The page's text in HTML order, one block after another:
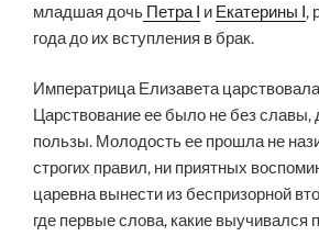
младшая дочь Петра I и Екатерины I,
года до их вступления в брак.
Императрица Елизавета
Царствование ее было не без славы,
пользы. Молодость ее прошла не
строгих правил, ни приятных
царевна вынести из беспризорной
где первые слова, какие выучивался